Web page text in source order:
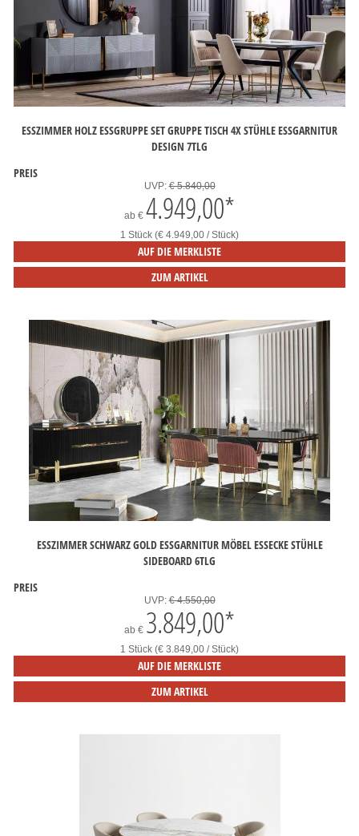
ESSZIMMER HOLZ ESSGRUPPE SET GRUPPE TISCH 4X STÜHLE ESSGARNITUR
DESIGN 7TLG
PREIS
UVP:€ 5.840,00
ab € 4.949,00*
1 Stück (€ 4.949,00 / Stück)
AUF DIE MERKLISTE
ZUM ARTIKEL
ESSZIMMER SCHWARZ GOLD ESSGARNITUR MÖBEL ESSECKE STÜHLE
SIDEBOARD 6TLG
PREIS
UVP:€ 4.550,00
ab € 3.849,00*
1 Stück (€ 3.849,00 / Stück)
AUF DIE MERKLISTE
ZUM ARTIKEL